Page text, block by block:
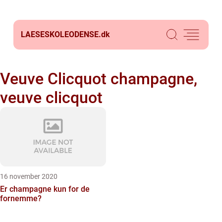
LAESESKOLEODENSE.dk
Veuve Clicquot champagne,
veuve clicquot
16 november 2020
Er champagne kun for de
fornemme?